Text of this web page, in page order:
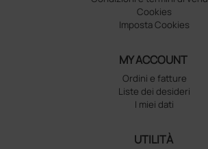
Cookies
Imposta Cookies
MY ACCOUNT
Ordini e fatture
Liste dei desideri
I miei dati
UTILITÀ